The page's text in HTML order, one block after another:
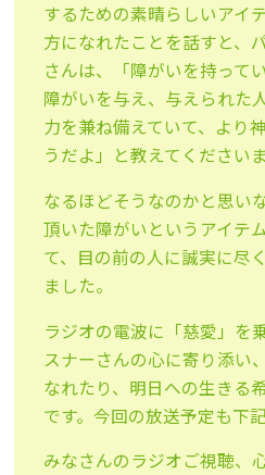
するための素晴らしいアイ
方になれたことを話すと、
さんは、「障がいを持って
障がいを与え、与えられた
力を兼ね備えていて、より
うだよ」と教えてください
なるほどそうなのかと思い
頂いた障がいというアイテ
て、目の前の人に誠実に尽
ました。
ラジオの電波に「慈愛」を
スナーさんの心に寄り添い
なれたり、明日への生きる
です。今回の放送予定も下
みなさんのラジオご視聴、